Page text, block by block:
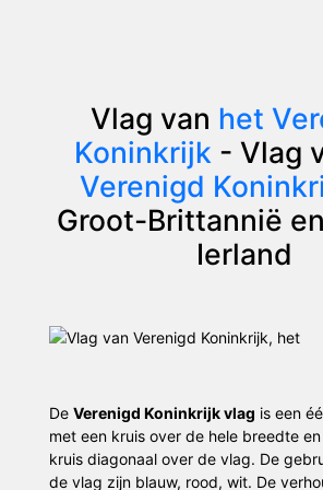
Vlag van het
Koninkrijk - Vlag
Verenigd
Groot-Brittannië
Ierland
De Verenigd Koninkrijk vlag is een
met een kruis over de hele breedte
kruis diagonaal over de vlag. De
de vlag zijn blauw, rood, wit. De